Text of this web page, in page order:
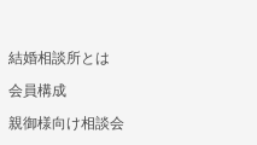
結婚相談所とは
会員構成
親御様向け相談会